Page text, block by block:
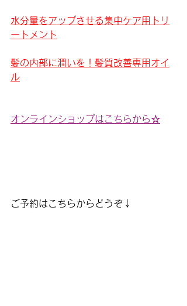
水分量をアップさせる集中ケア用トリ
ートメント
髪の内部に潤いを！髪質改善専用オイ
ル
オンラインショップはこちらから☆
ご予約はこちらからどうぞ↓